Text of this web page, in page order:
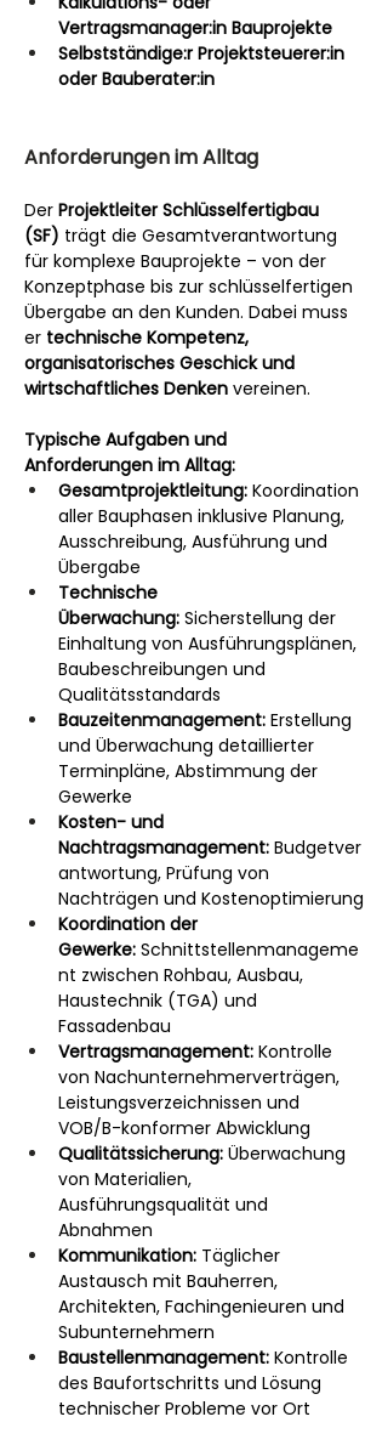
Vertragsmanager:in Bauprojekte
Selbstständige:r Projektsteuerer:in
oder Bauberater:in
Anforderungen im Alltag
Der Projektleiter Schlüsselfertigbau
(SF) trägt die Gesamtverantwortung
für komplexe Bauprojekte – von der
Konzeptphase bis zur schlüsselfertigen
Übergabe an den Kunden. Dabei muss
er technische Kompetenz,
organisatorisches Geschick und
wirtschaftliches Denken vereinen.
Typische Aufgaben und
Anforderungen im Alltag:
Gesamtprojektleitung: Koordination
aller Bauphasen inklusive Planung,
Ausschreibung, Ausführung und
Übergabe
Technische
Überwachung: Sicherstellung der
Einhaltung von Ausführungsplänen,
Baubeschreibungen und
Qualitätsstandards
Bauzeitenmanagement: Erstellung
und Überwachung detaillierter
Terminpläne, Abstimmung der
Gewerke
Kosten- und
Nachtragsmanagement: Budgetver
antwortung, Prüfung von
Nachträgen und Kostenoptimierung
Koordination der
Gewerke: Schnittstellenmanageme
nt zwischen Rohbau, Ausbau,
Haustechnik (TGA) und
Fassadenbau
Vertragsmanagement: Kontrolle
von Nachunternehmerverträgen,
Leistungsverzeichnissen und
VOB/B-konformer Abwicklung
Qualitätssicherung: Überwachung
von Materialien,
Ausführungsqualität und
Abnahmen
Kommunikation: Täglicher
Austausch mit Bauherren,
Architekten, Fachingenieuren und
Subunternehmern
Baustellenmanagement: Kontrolle
des Baufortschritts und Lösung
technischer Probleme vor Ort